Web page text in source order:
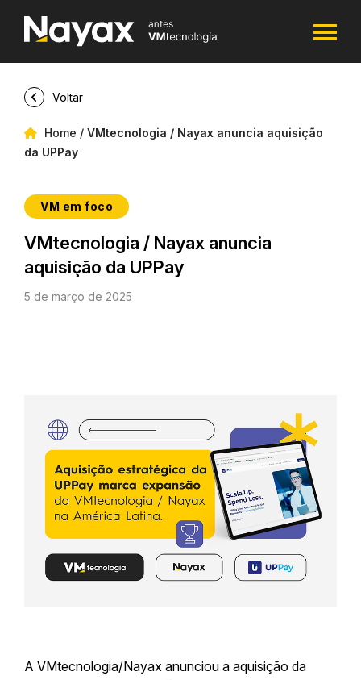
Home / VMtecnologia / Nayax anuncia aquisição
da UPPay
Voltar
VM em foco
VMtecnologia / Nayax anuncia
aquisição da UPPay
5 de março de 2025
A VMtecnologia/Nayax anunciou a aquisição da